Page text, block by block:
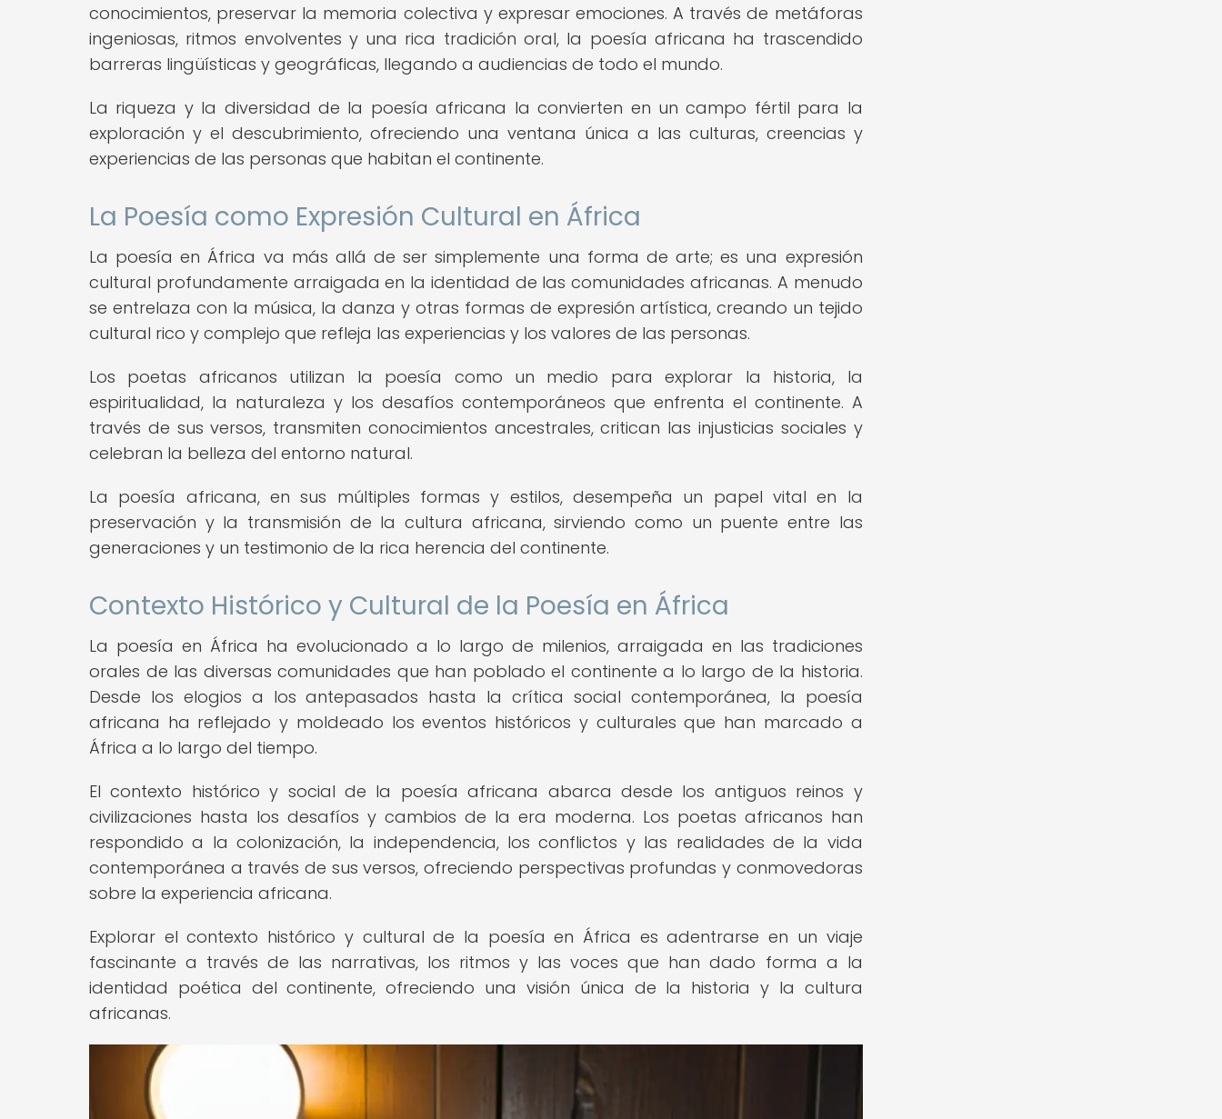
conocimientos, preservar la memoria colectiva y expresar emociones. A través de metáforas
ingeniosas, ritmos envolventes y una rica tradición oral, la poesía africana ha trascendido
barreras lingüísticas y geográficas, llegando a audiencias de todo el mundo.
La riqueza y la diversidad de la poesía africana la convierten en un campo fértil para la
exploración y el descubrimiento, ofreciendo una ventana única a las culturas, creencias y
experiencias de las personas que habitan el continente.
La Poesía como Expresión Cultural en África
La poesía en África va más allá de ser simplemente una forma de arte; es una expresión
cultural profundamente arraigada en la identidad de las comunidades africanas. A menudo
se entrelaza con la música, la danza y otras formas de expresión artística, creando un tejido
cultural rico y complejo que refleja las experiencias y los valores de las personas.
Los poetas africanos utilizan la poesía como un medio para explorar la historia, la
espiritualidad, la naturaleza y los desafíos contemporáneos que enfrenta el continente. A
través de sus versos, transmiten conocimientos ancestrales, critican las injusticias sociales y
celebran la belleza del entorno natural.
La poesía africana, en sus múltiples formas y estilos, desempeña un papel vital en la
preservación y la transmisión de la cultura africana, sirviendo como un puente entre las
generaciones y un testimonio de la rica herencia del continente.
Contexto Histórico y Cultural de la Poesía en África
La poesía en África ha evolucionado a lo largo de milenios, arraigada en las tradiciones
orales de las diversas comunidades que han poblado el continente a lo largo de la historia.
Desde los elogios a los antepasados hasta la crítica social contemporánea, la poesía
africana ha reflejado y moldeado los eventos históricos y culturales que han marcado a
África a lo largo del tiempo.
El contexto histórico y social de la poesía africana abarca desde los antiguos reinos y
civilizaciones hasta los desafíos y cambios de la era moderna. Los poetas africanos han
respondido a la colonización, la independencia, los conflictos y las realidades de la vida
contemporánea a través de sus versos, ofreciendo perspectivas profundas y conmovedoras
sobre la experiencia africana.
Explorar el contexto histórico y cultural de la poesía en África es adentrarse en un viaje
fascinante a través de las narrativas, los ritmos y las voces que han dado forma a la
identidad poética del continente, ofreciendo una visión única de la historia y la cultura
africanas.